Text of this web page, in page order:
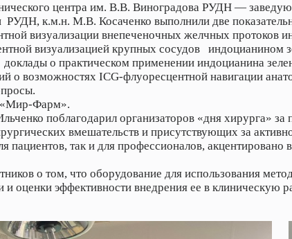
центра им. В.В. Виноградова РУДН —
к.м.н. М.В. Косаченко выполнили две
визуализации внепеченочных желчных протоков
визуализацией крупных сосудов индоцианином
о практическом применении индоцианина
о возможностях ICG-флуоресцентной навигации
Фарм».
поблагодарил организаторов «дня хирурга»
вмешательств и присутствующих за
пациентов, так и для профессионалов,
о том, что оборудование для использования
оценки эффективности внедрения ее в клиническую